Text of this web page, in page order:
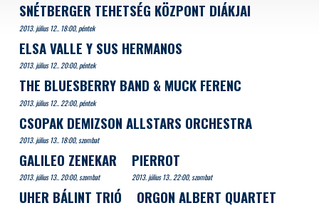
SNÉTBERGER TEHETSÉG KÖZPONT DIÁKJAI
2013. július 12.. 18:00, péntek
ELSA VALLE Y SUS HERMANOS
2013. július 12.. 20:00, péntek
THE BLUESBERRY BAND & MUCK FERENC
2013. július 12.. 22:00, péntek
CSOPAK DEMIZSON ALLSTARS ORCHESTRA
2013. július 13.. 18:00, szombat
GALILEO ZENEKAR
2013. július 13.. 20:00, szombat
PIERROT
2013. július 13.. 22:00, szombat
UHER BÁLINT TRIÓ ORGON ALBERT QUARTET